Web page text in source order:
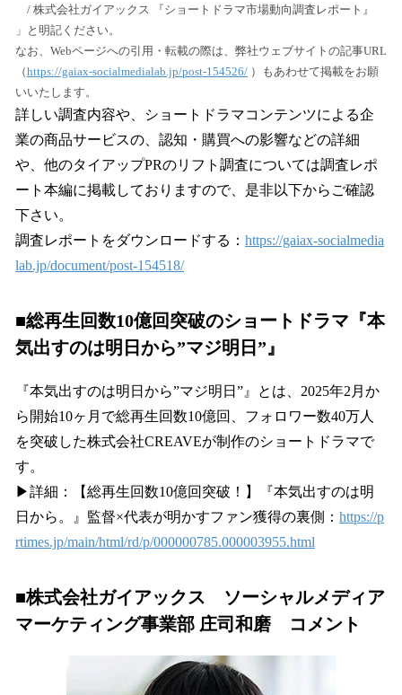
/ 株式会社ガイアックス 『ショートドラマ市場動向調査レポート』
」と明記ください。
なお、Webページへの引用・転載の際は、弊社ウェブサイトの記事URL
（https://gaiax-socialmedialab.jp/post-154526/ ）もあわせて掲載をお願
いいたします。
詳しい調査内容や、ショートドラマコンテンツによる企
業の商品サービスの、認知・購買への影響などの詳細
や、他のタイアップPRのリフト調査については調査レポ
ート本編に掲載しておりますので、是非以下からご確認
下さい。
調査レポートをダウンロードする： https://gaiax-socialmedia
lab.jp/document/post-154518/
■総再生回数10億回突破のショートドラマ『本
気出すのは明日から”マジ明日”』
『本気出すのは明日から”マジ明日”』とは、2025年2月か
ら開始10ヶ月で総再生回数10億回、フォロワー数40万人
を突破した株式会社CREAVEが制作のショートドラマで
す。
▶詳細：【総再生回数10億回突破！】『本気出すのは明
日から。』監督×代表が明かすファン獲得の裏側： https://p
rtimes.jp/main/html/rd/p/000000785.000003955.html
■株式会社ガイアックス ソーシャルメディア
マーケティング事業部 庄司和磨 コメント